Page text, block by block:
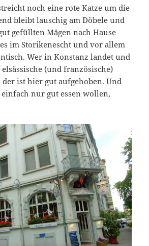
noch eine rote Katze um die
bleibt lauschig am Döbele und
gefüllten Mägen nach Hause
im Storikenescht und vor allem
Wer in Konstanz landet und
(und französische)
der ist hier gut aufgehoben. Und
nur gut essen wollen,